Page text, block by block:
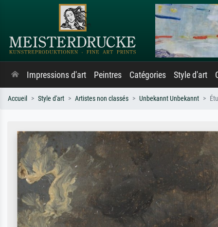
Impressions d'art Peintres Catégories Style d'art
Accueil Style d'art Artistes non classés Unbekannt Unbekannt